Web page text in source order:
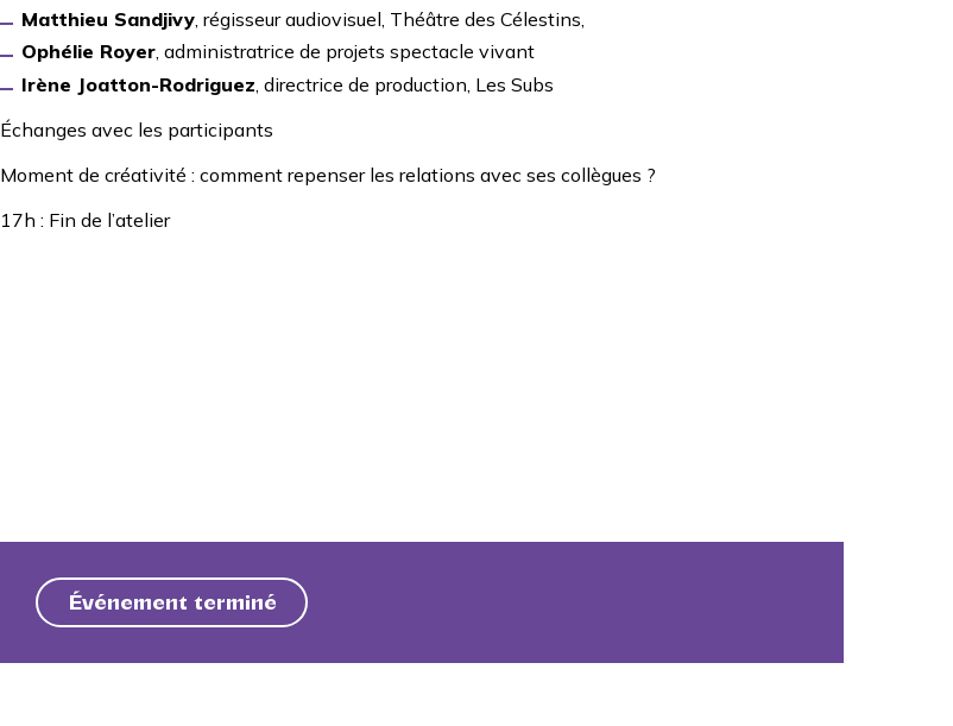
Matthieu Sandjivy , régisseur audiovisuel, Théâtre des Célestins
Ophélie Royer, administratrice de projets spectacle vivant
Irène Joatton-Rodriguez , directrice de production, Les Subs
Échanges avec les participants
Moment de créativité : comment repenser les relations avec ses collègues ?
17h : Fin de l’atelier
Événement terminé